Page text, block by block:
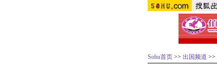
Sohu首页 >> 出国频道 >>